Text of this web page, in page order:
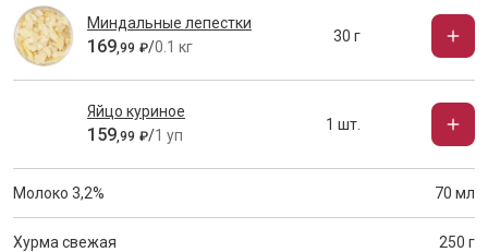
Миндальные лепестки
169,99 ₽/0.1 кг
30 г
Яйцо куриное
159,99 ₽/1 уп
1 шт.
Молоко 3,2% 70 мл
Хурма свежая 250 г